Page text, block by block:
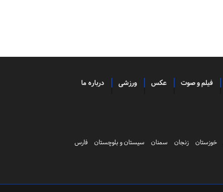
فیلم و صوت عکس ورزشی درباره ما
خوزستان زنجان سمنان سیستان و بلوچستان
فارس